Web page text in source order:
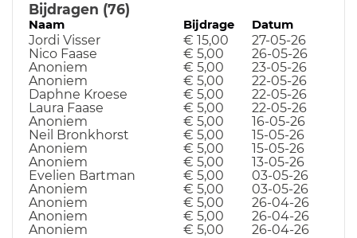
Bijdragen (76)
Naam Bijdrage Datum
Jordi Visser € 15,00
27-05-26
Nico Faase
€ 5,00
26-05-26
Anoniem
€ 5,00
23-05-26
Anoniem
€ 5,00
22-05-26
Daphne Kroese
€ 5,00
22-05-26
Laura Faase
€ 5,00
22-05-26
Anoniem
€ 5,00
16-05-26
Neil Bronkhorst
€ 5,00
15-05-26
Anoniem
€ 5,00
15-05-26
Anoniem
€ 5,00
13-05-26
Evelien Bartman
€ 5,00
03-05-26
Anoniem
€ 5,00
03-05-26
Anoniem
€ 5,00
26-04-26
Anoniem
€ 5,00
26-04-26
Anoniem
€ 5,00 26-04-26